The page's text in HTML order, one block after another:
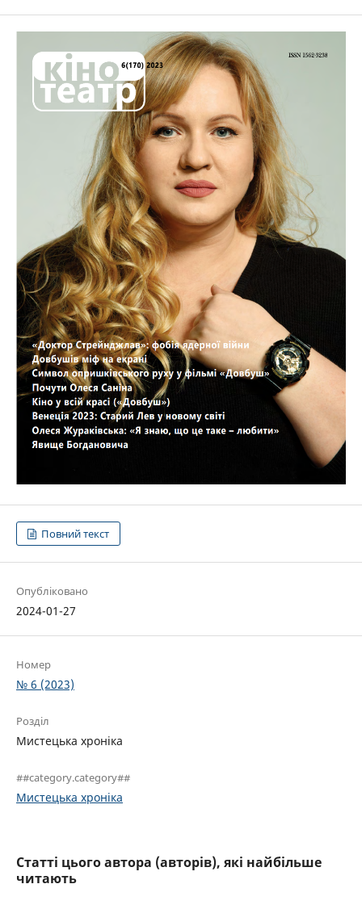
Повний текст
Опубліковано
2024-01-27
Номер
№ 6 (2023)
Розділ
Мистецька хроніка
##category.category##
Мистецька хроніка
Статті цього автора (авторів), які найбільше
читають